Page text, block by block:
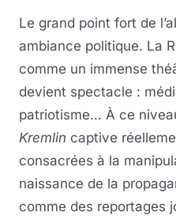
Le grand point fort de
ambiance politique. La
comme un immense
devient spectacle :
patriotisme… À ce
Kremlin captive
consacrées à la
naissance de la
comme des reportages